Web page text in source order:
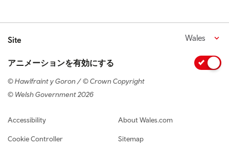
Site Wales
アニメーションを有効にする
© Hawlfraint y Goron / © Crown Copyright
© Welsh Government 2026
Footer navigation
Accessibility
Cookie Controller
About Wales.com
Sitemap